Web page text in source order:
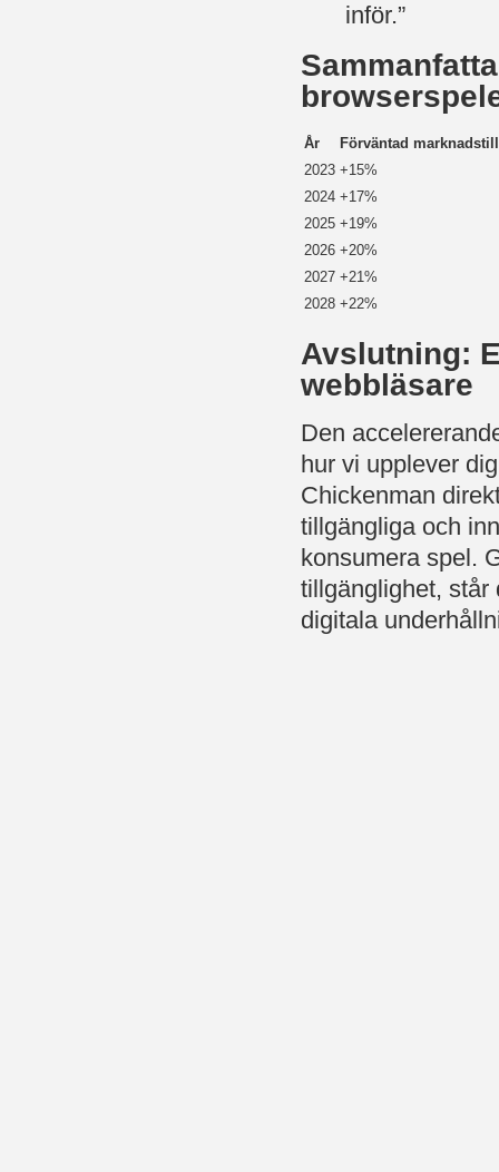
inför.”
År
Förväntad
2023 +15%
2024 +17%
2025 +19%
2026 +20%
2027 +21%
2028 +22%
Avslutning:
webbläsare
Den
hur vi upplever
Chickenman
tillgängliga och
konsumera spel.
tillgänglighet, står
digitala